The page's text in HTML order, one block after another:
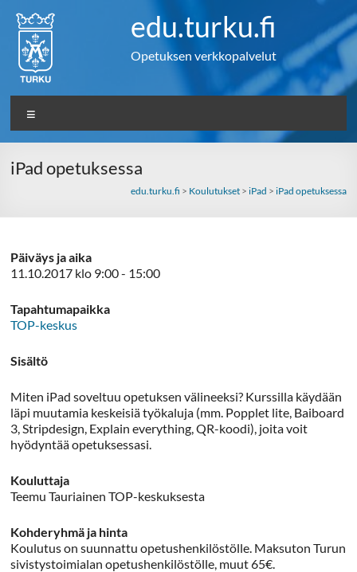
content
edu.turku.fi
Opetuksen verkkopalvelut
iPad opetuksessa
edu.turku.fi > Koulutukset> iPad > iPad opetuksessa
Päiväys ja aika
11.10.2017 klo 9:00 - 15:00
Tapahtumapaikka
TOP-keskus
Sisältö
Miten iPad soveltuu opetuksen välineeksi? Kurssilla käydään
läpi muutamia keskeisiä työkaluja (mm. Popplet lite, Baiboard
3, Stripdesign, Explain everything, QR-koodi), joita voit
hyödyntää opetuksessasi.
Kouluttaja
Teemu Tauriainen TOP-keskuksesta
Kohderyhmä ja hinta
Koulutus on suunnattu opetushenkilöstölle. Maksuton Turun
sivistystoimialan opetushenkilöstölle, muut 65€.